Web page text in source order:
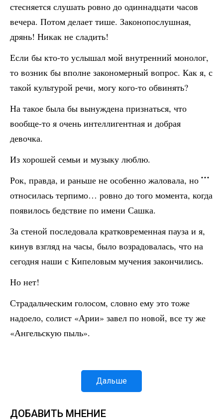
стесняется слушать ровно до одиннадцати часов
вечера. Потом делает тише. Законопослушная,
дрянь! Никак не сладить!
Если бы кто-то услышал мой внутренний монолог,
то возник бы вполне закономерный вопрос. Как я, с
такой культурой речи, могу кого-то обвинять?
На такое была бы вынуждена признаться, что
вообще-то я очень интеллигентная и добрая
девочка.
Из хорошей семьи и музыку люблю.
Рок, правда, и раньше не особенно жаловала, но
относилась терпимо… ровно до того момента, когда
появилось бедствие по имени Сашка.
За стеной последовала кратковременная пауза и я,
кинув взгляд на часы, было возрадовалась, что на
сегодня наши с Кипеловым мучения закончились.
Но нет!
Страдальческим голосом, словно ему это тоже
надоело, солист «Арии» завел по новой, все ту же
«Ангельскую пыль».
Дальше
ДОБАВИТЬ МНЕНИЕ